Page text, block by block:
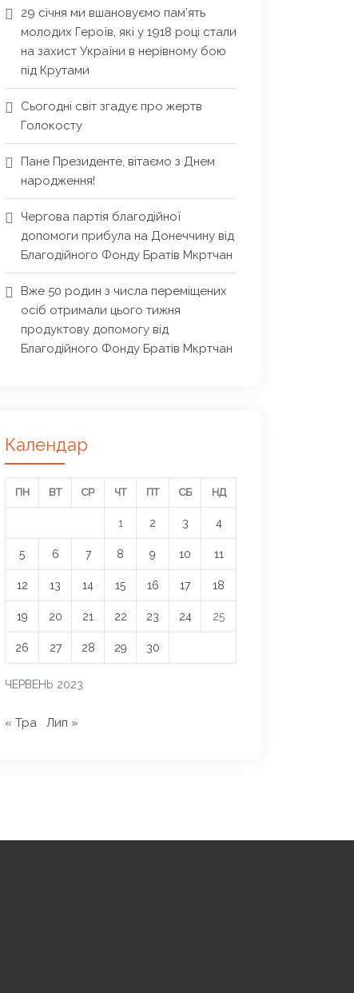
29 січня ми вшановуємо пам’ять
молодих Героїв, які у 1918 році стали
на захист України в нерівному бою
під Крутами
Сьогодні світ згадує про жертв
Голокосту
Пане Президенте, вітаємо з Днем
народження!
Чергова партія благодійної
допомоги прибула на Донеччину від
Благодійного Фонду Братів Мкртчан
Вже 50 родин з числа переміщених
осіб отримали цього тижня
продуктову допомогу від
Благодійного Фонду Братів Мкртчан
Календар
ЧЕРВЕНЬ 2023
ПН ВТ СР ЧТ ПТ СБ НД
1 2 3 4
5 6 7 8 9 10 11
12 13 14 15 16 17 18
19 20 21 22 23 24 25
26 27 28 29 30
« Тра Лип »